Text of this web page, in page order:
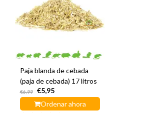
Paja blanda de cebada
(paja de cebada) 17 litros
€6,99
€5,95
Ordenar ahora